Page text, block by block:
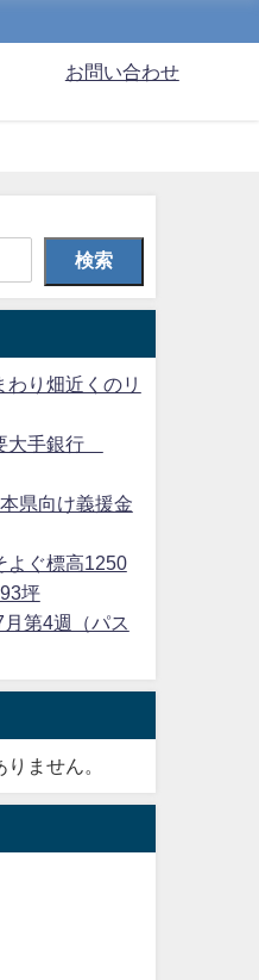
お問い合わせ
検索
わり畑近くのリ
大手銀行
県向け義援金
よぐ標高1250
坪
月第4週（パス
ません。